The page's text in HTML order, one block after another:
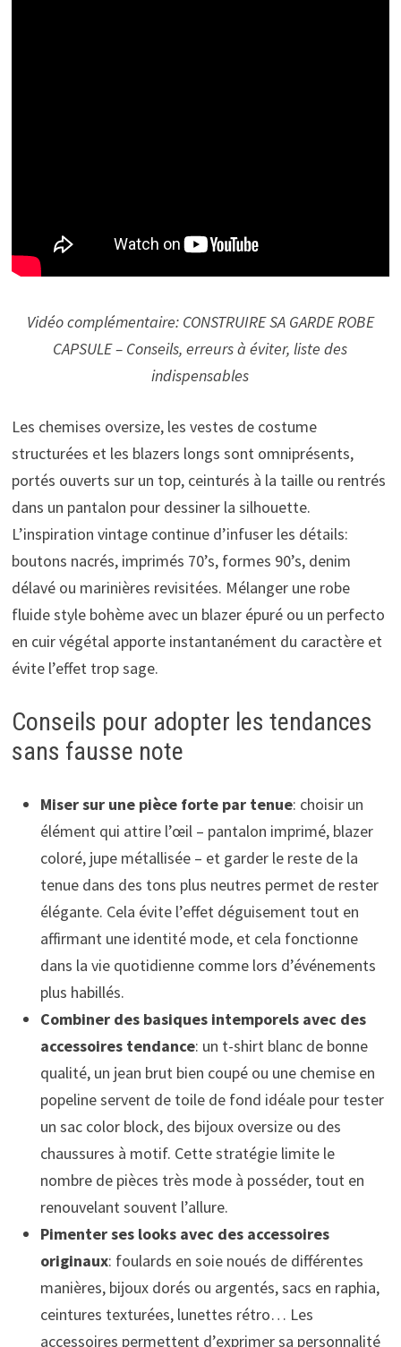
Vidéo complémentaire: CONSTRUIRE SA GARDE ROBE
CAPSULE – Conseils, erreurs à éviter, liste des
indispensables
Les chemises oversize, les vestes de costume
structurées et les blazers longs sont omniprésents,
portés ouverts sur un top, ceinturés à la taille ou rentrés
dans un pantalon pour dessiner la silhouette.
L’inspiration vintage continue d’infuser les détails:
boutons nacrés, imprimés 70’s, formes 90’s, denim
délavé ou marinières revisitées. Mélanger une robe
fluide style bohème avec un blazer épuré ou un perfecto
en cuir végétal apporte instantanément du caractère et
évite l’effet trop sage.
Conseils pour adopter les tendances
sans fausse note
Miser sur une pièce forte par tenue: choisir un
élément qui attire l’œil – pantalon imprimé, blazer
coloré, jupe métallisée – et garder le reste de la
tenue dans des tons plus neutres permet de rester
élégante. Cela évite l’effet déguisement tout en
affirmant une identité mode, et cela fonctionne
dans la vie quotidienne comme lors d’événements
plus habillés.
Combiner des basiques intemporels avec des
accessoires tendance: un t-shirt blanc de bonne
qualité, un jean brut bien coupé ou une chemise en
popeline servent de toile de fond idéale pour tester
un sac color block, des bijoux oversize ou des
chaussures à motif. Cette stratégie limite le
nombre de pièces très mode à posséder, tout en
renouvelant souvent l’allure.
Pimenter ses looks avec des accessoires
originaux: foulards en soie noués de différentes
manières, bijoux dorés ou argentés, sacs en raphia,
ceintures texturées, lunettes rétro… Les
accessoires permettent d’exprimer sa personnalité